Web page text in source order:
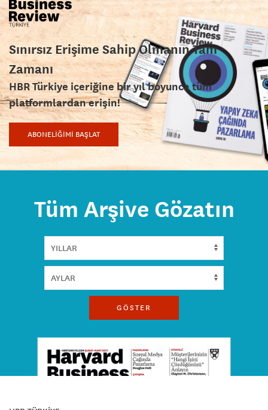
Sınırsız Erişime Sahip Olmanın Tam
Zamanı
HBR Türkiye içeriğine bir yıl boyunca tüm
platformlardan erişin!
ABONELİĞİMİ BAŞLAT
Tüm Arşive Gözatın
GÖSTER